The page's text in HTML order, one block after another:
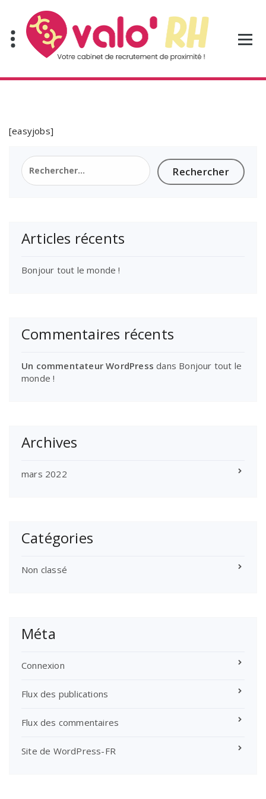
contenu
[easyjobs]
Rechercher :
Articles récents
Bonjour tout le monde !
Commentaires récents
Un commentateur WordPress dans Bonjour tout le
monde !
Archives
mars 2022
Catégories
Non classé
Méta
Connexion
Flux des publications
Flux des commentaires
Site de WordPress-FR